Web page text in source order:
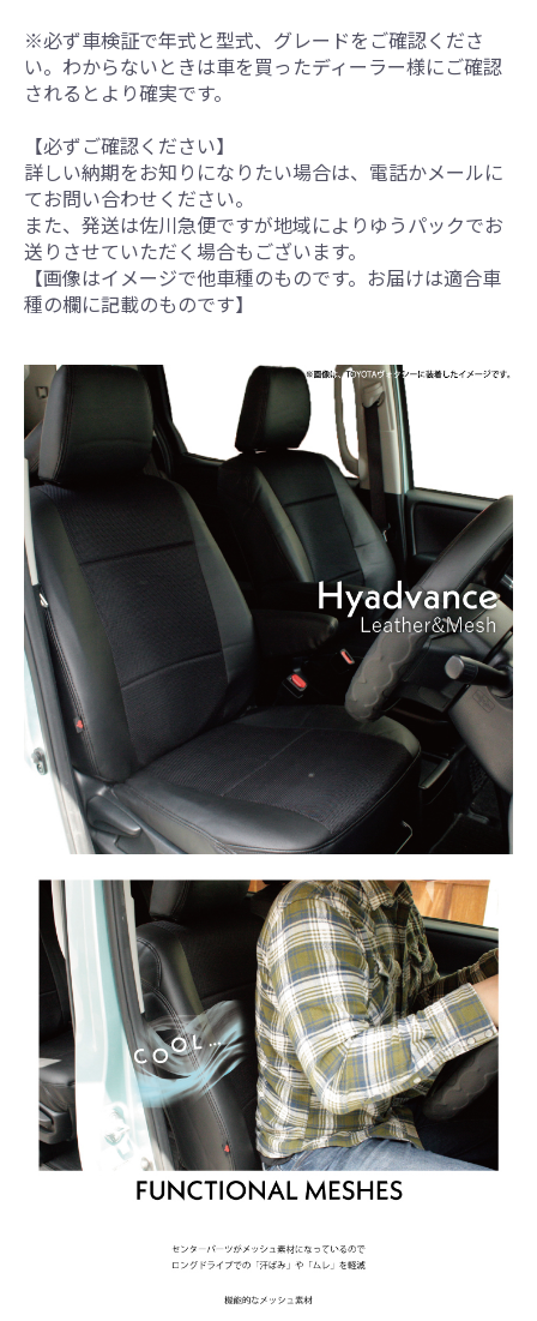
※必ず車検証で年式と型式、グレードをご確認くださ
い。わからないときは車を買ったディーラー様にご確認
されるとより確実です。
【必ずご確認ください】
詳しい納期をお知りになりたい場合は、電話かメールに
てお問い合わせください。
また、発送は佐川急便ですが地域によりゆうパックでお
送りさせていただく場合もございます。
【画像はイメージで他車種のものです。お届けは適合車
種の欄に記載のものです】